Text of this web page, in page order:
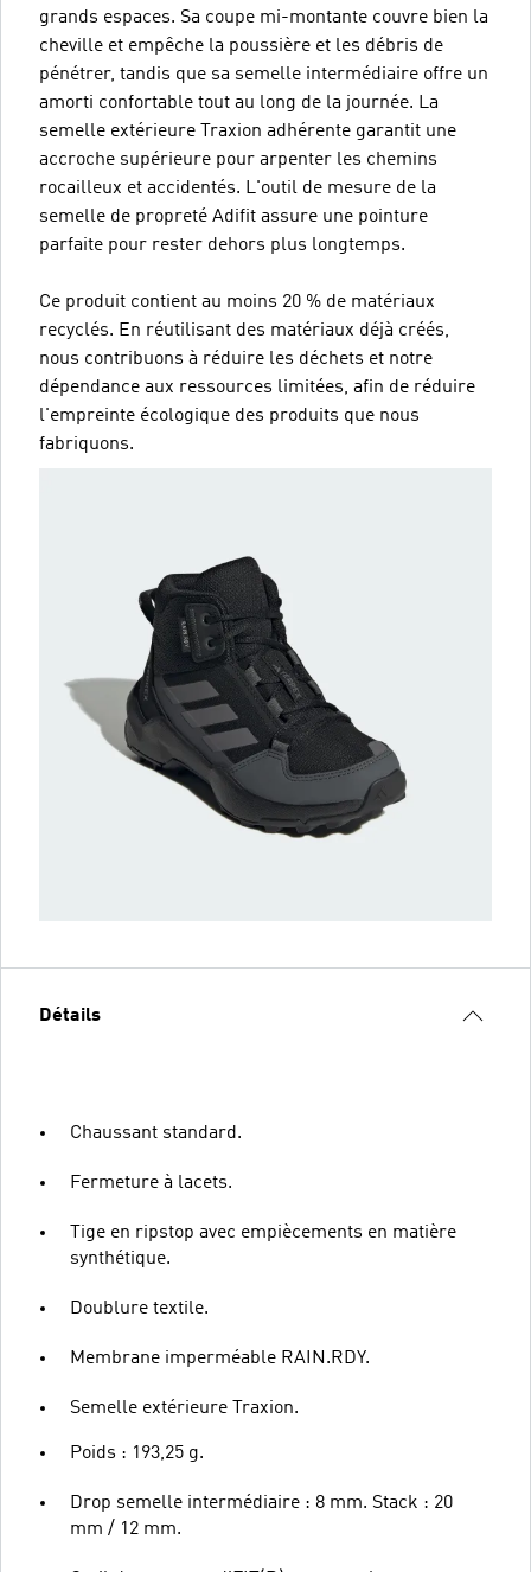
grands espaces. Sa coupe mi-montante couvre bien la
cheville et empêche la poussière et les débris de
pénétrer, tandis que sa semelle intermédiaire offre un
amorti confortable tout au long de la journée. La
semelle extérieure Traxion adhérente garantit une
accroche supérieure pour arpenter les chemins
rocailleux et accidentés. L'outil de mesure de la
semelle de propreté Adifit assure une pointure
parfaite pour rester dehors plus longtemps.
Ce produit contient au moins 20 % de matériaux
recyclés. En réutilisant des matériaux déjà créés,
nous contribuons à réduire les déchets et notre
dépendance aux ressources limitées, afin de réduire
l'empreinte écologique des produits que nous
fabriquons.
Détails
Chaussant standard.
Fermeture à lacets.
Tige en ripstop avec empiècements en matière
synthétique.
Doublure textile.
Membrane imperméable RAIN.RDY.
Semelle extérieure Traxion.
Poids : 193,25 g.
Drop semelle intermédiaire : 8 mm. Stack : 20
mm / 12 mm.